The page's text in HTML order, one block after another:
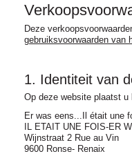
Deze
gebruiksvoorwaarden van
1. Identiteit van
Op deze website plaatst u
Er was eens...Il était une
IL ETAIT UNE FOIS-ER
Wijnstraat 2 Rue au Vin
9600 Ronse- Renaix